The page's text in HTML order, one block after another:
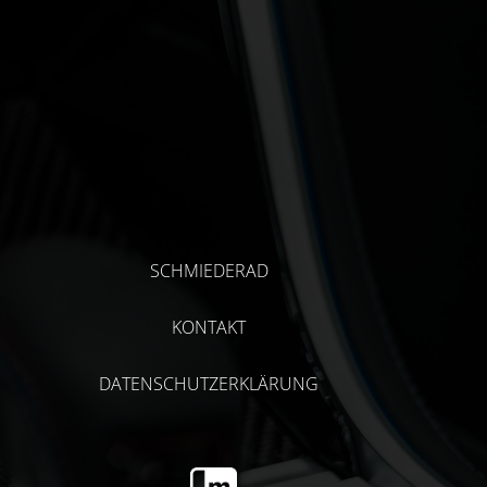
SCHMIEDERAD
KONTAKT
DATENSCHUTZERKLÄRUNG